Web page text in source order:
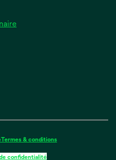
Termes & conditions
confidentialité